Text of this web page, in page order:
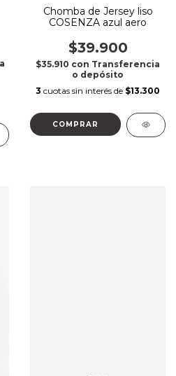
Chomba de Jersey liso
COSENZA azul aero
$39.900
$35.910 con Transferencia
o depósito
3 cuotas sin interés de $13.300
COMPRAR